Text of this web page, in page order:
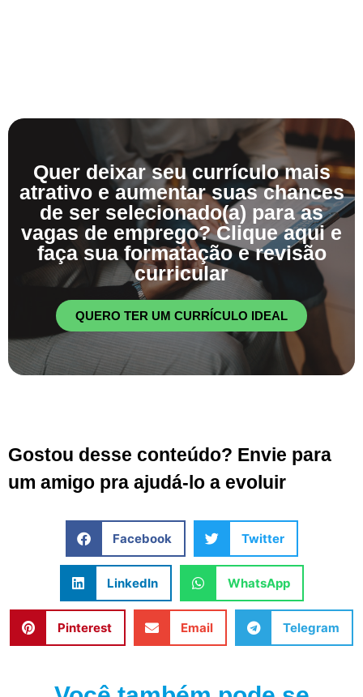
Quer deixar seu currículo mais
atrativo e aumentar suas chances
de ser selecionado(a) para as
vagas de emprego? Clique aqui e
faça sua formatação e revisão
curricular
QUERO TER UM CURRÍCULO IDEAL
Gostou desse conteúdo? Envie para
um amigo pra ajudá-lo a evoluir
Facebook Twitter
LinkedIn WhatsApp
Pinterest Email Telegram